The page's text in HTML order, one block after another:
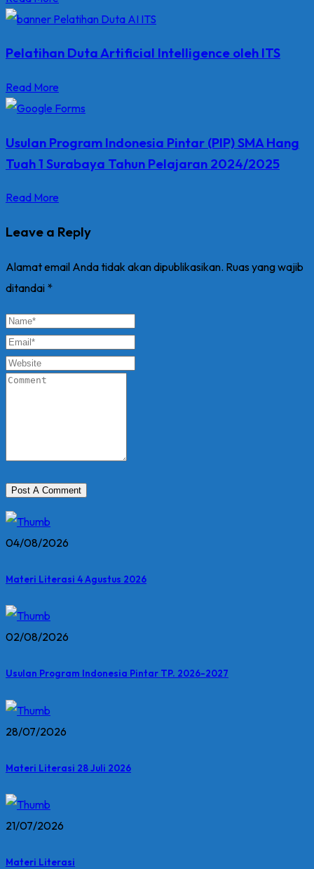
Pelatihan Duta Artificial Intelligence oleh ITS
Read More
Usulan Program Indonesia Pintar (PIP) SMA Hang
Tuah 1 Surabaya Tahun Pelajaran 2024/2025
Read More
Leave a Reply
Alamat email Anda tidak akan dipublikasikan. Ruas yang wajib
ditandai *
04/08/2026
Materi Literasi 4 Agustus 2026
02/08/2026
Usulan Program Indonesia Pintar TP. 2026-2027
28/07/2026
Materi Literasi 28 Juli 2026
21/07/2026
Materi Literasi